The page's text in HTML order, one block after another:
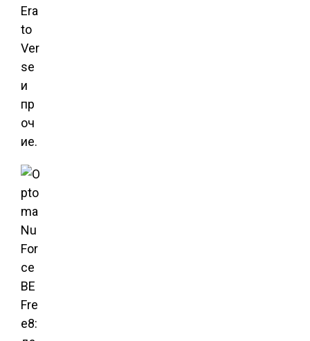
Era
to
Ver
se
и
пр
оч
ие.